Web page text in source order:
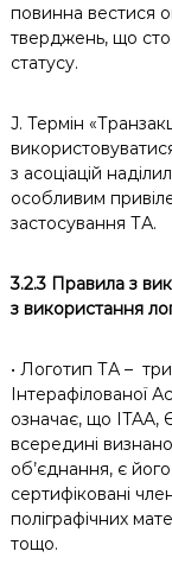
повинна вестися
тверджень, що
статусу.
J. Термін
з асоціацій
особливим
застосування ТА.
3.2.3 Правила з
з використання
• Логотип ТА –
Інтерафілованої
означає, що ITAA,
всередині
об’єднання, є
сертифіковані
поліграфічних
тощо.